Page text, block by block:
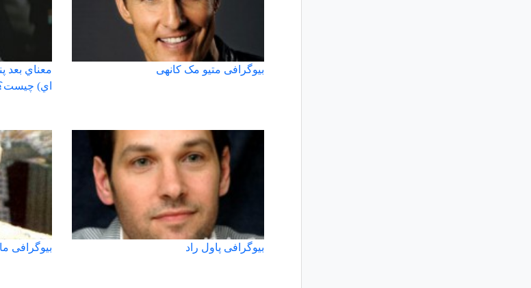
بیوگرافی متیو مک کانهی
معناي بعد
اي)
بیوگرافی پاول راد بیوگرافی